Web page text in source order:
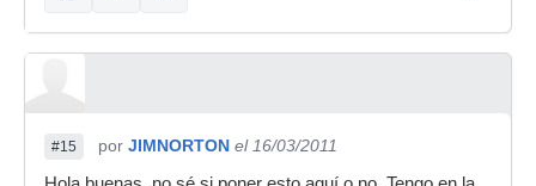
#15 por JIMNORTON el 16/03/2011